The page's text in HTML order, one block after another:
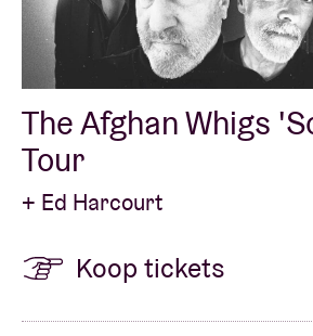
The Afghan Whigs
Tour
+ Ed Harcourt
Koop tickets